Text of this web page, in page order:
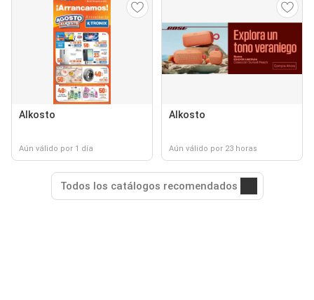
Alkosto
Aún válido por 1 día
Alkosto
Aún válido por 23 horas
Todos los catálogos recomendados